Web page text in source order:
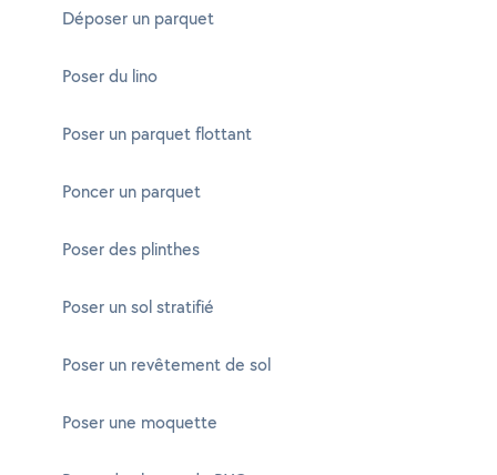
Déposer un parquet
Poser du lino
Poser un parquet flottant
Poncer un parquet
Poser des plinthes
Poser un sol stratifié
Poser un revêtement de sol
Poser une moquette